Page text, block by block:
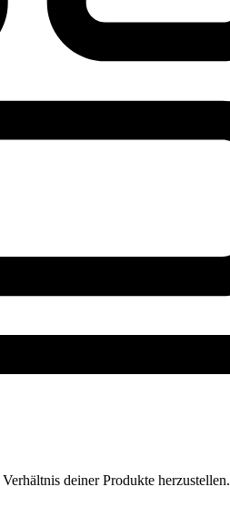
deiner Produkte herzustellen.